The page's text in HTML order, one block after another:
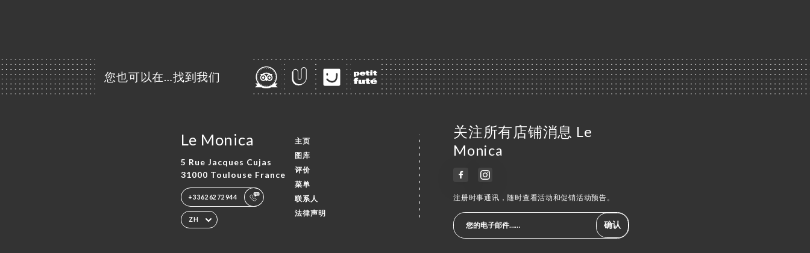
您也可以在…找到我们
Le Monica
5 Rue Jacques Cujas
31000 Toulouse France
+33626272944
ZH
主页
图库
评价
菜单
联系人
法律声明
关注所有店铺消息 Le
Monica
注册时事通讯，随时查看活动和促销活动预告。
确认